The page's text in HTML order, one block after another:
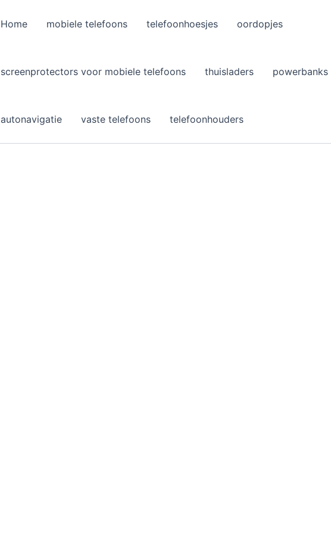
Home mobiele telefoons telefoonhoesjes oordopjes
screenprotectors voor mobiele telefoons thuisladers powerbanks
autonavigatie vaste telefoons telefoonhouders